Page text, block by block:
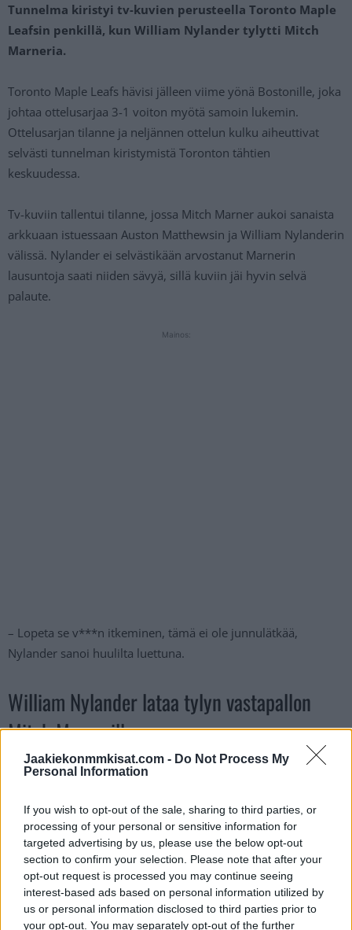
Jaakiekonmmkisat.com - Do Not Process My
Personal Information
If you wish to opt-out of the sale, sharing to third parties, or
processing of your personal or sensitive information for
targeted advertising by us, please use the below opt-out
section to confirm your selection. Please note that after your
opt-out request is processed you may continue seeing
interest-based ads based on personal information utilized by
us or personal information disclosed to third parties prior to
your opt-out. You may separately opt-out of the further
Tunnelma kiristyi tv-kuvien perusteella Toronto Maple
Leafsin penkillä, kun William Nylander tylytti Mitch
Marneria.
Toronto Maple Leafs hävisi jälleen viime yönä Bostonille, joka
johtaa ottelusarjaa 3-1 voiton myötä samoin lukemin.
Ottelusarjan tilanne ja neljännen ottelun kulku aiheuttivat
selvästi tunnelman kiristymistä Toronton tähtien
keskuudessa.
Tv-kuviin tallentui tilanne, jossa Mitch Marner aukoi sanaista
arkkuaan istuessaan Auston Matthewsin ja William Nylanderin
välissä. Nylander ei selvästikään arvostanut Marnerin
lausuntoja saati niiden sävyä, sillä kuviin jäi hyvin selvä
palaute.
Mainos:
– Lopeta se v***n itkeminen, tämä ei ole junnulätkää,
Nylander sanoi huulilta luettuna.
William Nylander lataa tylyn vastapallon
Mitch Marnerille:
https://twitter.com/Sportsnet/status/1784399250153222225
Katso myös: Pikkuleijonat kaatoi Slovakian jo avauserässä –
Samuel Kupecin pelottava loukkaantuminen hiljensi
kotiyleisön